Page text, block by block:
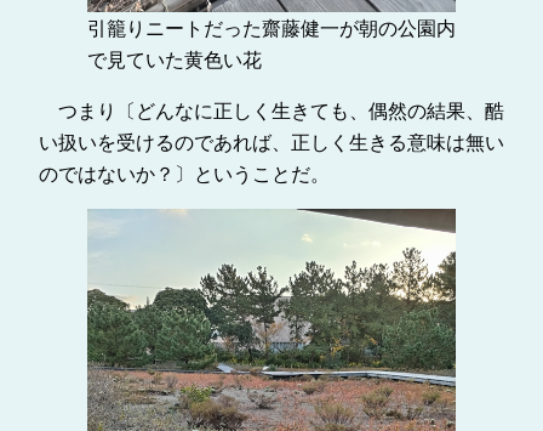
引籠りニートだった齋藤健一が朝の公園内
で見ていた黄色い花
つまり〔どんなに正しく生きても、偶然の結果、酷
い扱いを受けるのであれば、正しく生きる意味は無い
のではないか？〕ということだ。